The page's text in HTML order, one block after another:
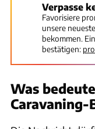
Verpasse
Favorisiere
unsere
bekommen.
bestätigen:
Was
Caravaning-